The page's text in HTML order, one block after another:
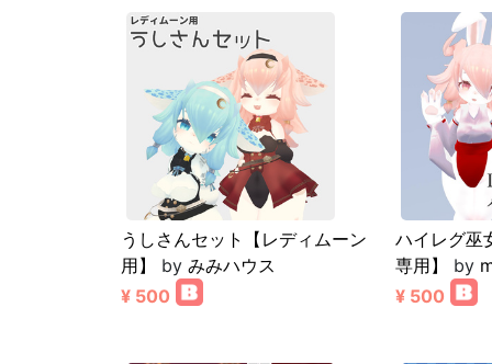
うしさんセット【レディムーン
用】
by みみハウス
¥ 500
ハイレグ巫
専用】
by
¥ 500